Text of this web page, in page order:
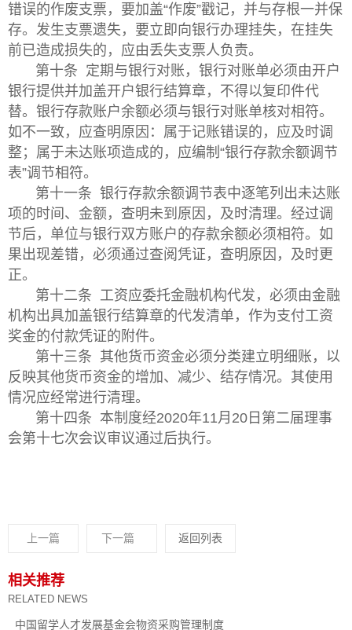
错误的作废支票，要加盖“作废”戳记，并与存根一并保
存。发生支票遗失，要立即向银行办理挂失，在挂失
前已造成损失的，应由丢失支票人负责。
第十条 定期与银行对账，银行对账单必须由开户
银行提供并加盖开户银行结算章，不得以复印件代
替。银行存款账户余额必须与银行对账单核对相符。
如不一致，应查明原因：属于记账错误的，应及时调
整；属于未达账项造成的，应编制“银行存款余额调节
表”调节相符。
第十一条 银行存款余额调节表中逐笔列出未达账
项的时间、金额，查明未到原因，及时清理。经过调
节后，单位与银行双方账户的存款余额必须相符。如
果出现差错，必须通过查阅凭证，查明原因，及时更
正。
第十二条 工资应委托金融机构代发，必须由金融
机构出具加盖银行结算章的代发清单，作为支付工资
奖金的付款凭证的附件。
第十三条 其他货币资金必须分类建立明细账，以
反映其他货币资金的增加、减少、结存情况。其使用
情况应经常进行清理。
第十四条 本制度经2020年11月20日第二届理事
会第十七次会议审议通过后执行。
上一篇 下一篇 返回列表
相关推荐
RELATED NEWS
中国留学人才发展基金会物资采购管理制度